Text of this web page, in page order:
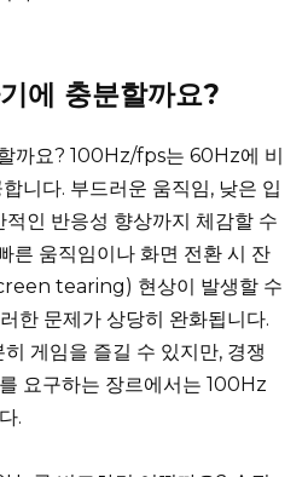
에 충분할까요?
까요? 100Hz/fps는 60Hz에 비
니다. 부드러운 움직임, 낮은 입
인 반응성 향상까지 체감할 수
른 움직임이나 화면 전환 시 잔
tearing) 현상이 발생할 수
한 문제가 상당히 완화됩니다.
게임을 즐길 수 있지만, 경쟁
요구하는 장르에서는 100Hz
.